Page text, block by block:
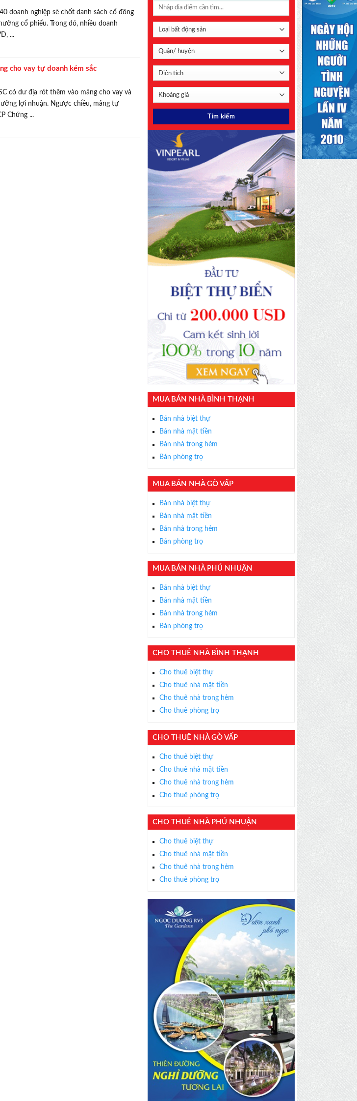
Với hơn 1000 căn nhà và 50 sales thân thiện, nhiệt tình,
×
doanh nghiệp sẽ chốt danh sách cổ đông
cổ phiếu. Trong đó, nhiều doanh
...
cho vay tự doanh kém sắc
có dư địa rót thêm vào mảng cho vay và
lợi nhuận. Ngược chiều, mảng tự
Chứng ...
MUA BÁN NHÀ BÌNH THẠNH
Bán nhà biệt thự
Bán nhà mặt tiền
Bán nhà trong hẻm
Bán phòng trọ
MUA BÁN NHÀ GÒ VẤP
Bán nhà biệt thự
Bán nhà mặt tiền
Bán nhà trong hẻm
Bán phòng trọ
MUA BÁN NHÀ PHÚ NHUẬN
Bán nhà biệt thự
Bán nhà mặt tiền
Bán nhà trong hẻm
Bán phòng trọ
CHO THUÊ NHÀ BÌNH THẠNH
Cho thuê biệt thự
Cho thuê nhà mặt tiền
Cho thuê nhà trong hẻm
Cho thuê phòng trọ
CHO THUÊ NHÀ GÒ VẤP
Cho thuê biệt thự
Cho thuê nhà mặt tiền
Cho thuê nhà trong hẻm
Cho thuê phòng trọ
CHO THUÊ NHÀ PHÚ NHUẬN
Cho thuê biệt thự
Cho thuê nhà mặt tiền
Cho thuê nhà trong hẻm
Cho thuê phòng trọ